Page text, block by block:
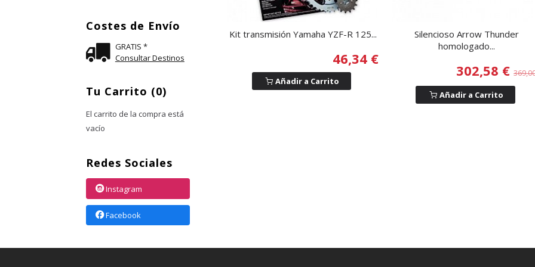
Costes de Envío
GRATIS *
Consultar Destinos
Tu Carrito (0)
El carrito de la compra está
vacío
Redes Sociales
Instagram
Facebook
Kit transmisión Yamaha YZF-R 125...
46,34 €
Añadir a Carrito
Silencioso Arrow Thunder
homologado...
302,58 €
Añadir a Carrito